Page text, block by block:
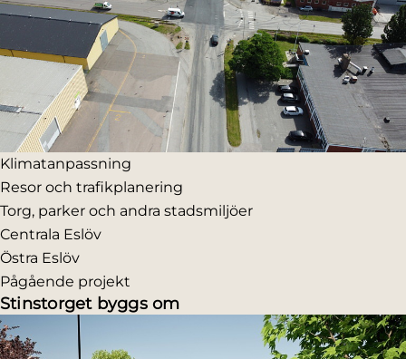
Klimatanpassning
Resor och trafikplanering
Torg, parker och andra stadsmiljöer
Centrala Eslöv
Östra Eslöv
Pågående projekt
Stinstorget byggs om